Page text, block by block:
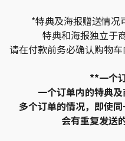
*特典及海报赠送情况
特典和海报独立于
请在付款前务必确认购物车
**一个
一个订单内的特典
多个订单的情况，即使同
会有重复发送